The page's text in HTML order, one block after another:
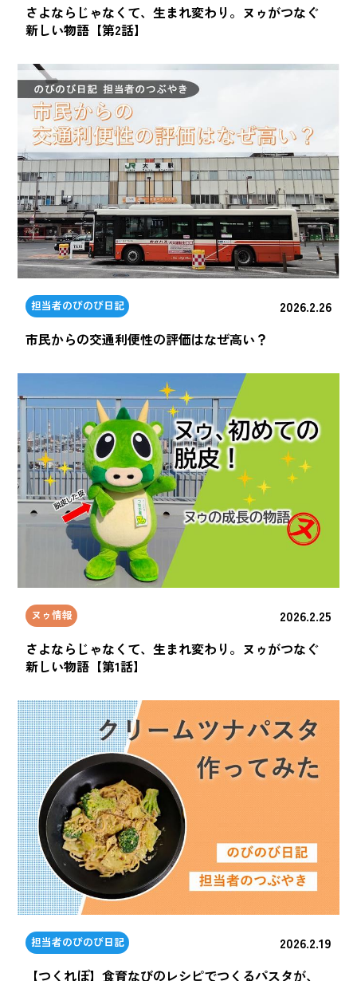
さよならじゃなくて、生まれ変わり。ヌゥがつなぐ
新しい物語【第2話】
担当者のびのび日記
2026.2.26
市民からの交通利便性の評価はなぜ高い？
ヌゥ情報
2026.2.25
さよならじゃなくて、生まれ変わり。ヌゥがつなぐ
新しい物語【第1話】
担当者のびのび日記
2026.2.19
【つくれぽ】食育なびのレシピでつくるパスタが、